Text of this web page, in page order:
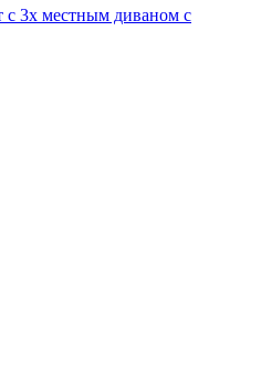
с 3х местным диваном с